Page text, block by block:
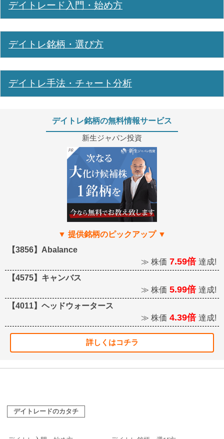
デイトレード入門・始め方
デイトレ銘柄・選び方
デイトレ手法・チャート分析
デイトレ銘柄の無料情報サービス
新生ジャパン投資
【3856】Abalance
≫ 株価 7.59倍 達成!
【4575】キャンバス
≫ 株価 5.99倍 達成!
【4011】ヘッドウォータース
≫ 株価 4.39倍 達成!
詳しくはコチラ
デイトレードのカタチ